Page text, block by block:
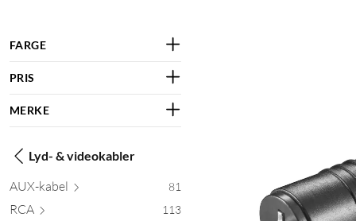
FARGE
PRIS
MERKE
Lyd- & videokabler
AUX-kabel 81
RCA 113